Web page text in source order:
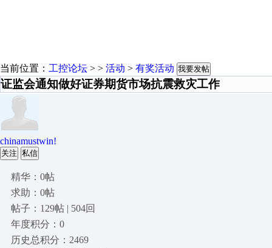
当前位置： 工控论坛 > > 活动 > 有奖活动 我要发帖
证监会通知做好证券期货市场抗震救灾工作
chinamustwin!
关注 私信
精华：0帖
求助：0帖
帖子：129帖 | 504回
年度积分：0
历史总积分：2469